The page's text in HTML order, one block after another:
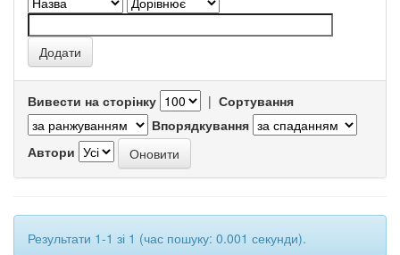
Вивести на сторінку | Сортування
Впорядкування
Автори
Результати 1-1 зі 1 (час пошуку: 0.001 секунди).